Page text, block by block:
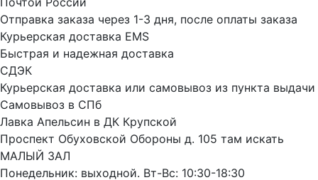
Отправка заказа через 1-3 дня, после оплаты заказа
Курьерская доставка EMS
Быстрая и надежная доставка
СДЭК
Курьерская доставка или самовывоз из пункта выдачи
Самовывоз в СПб
Лавка Апельсин в ДК Крупской
Проспект Обуховской Обороны д. 105 там искать
МАЛЫЙ ЗАЛ
Понедельник: выходной. Вт-Вс: 10:30-18:30